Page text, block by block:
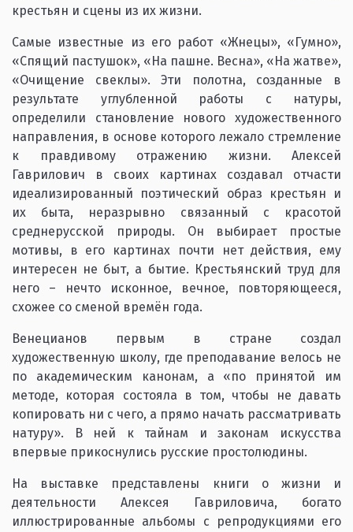
крестьян и сцены из их жизни.
Самые известные из его работ «Жнецы», «Гумно»,
«Спящий пастушок», «На пашне. Весна», «На жатве»,
«Очищение свеклы». Эти полотна, созданные в
результате углубленной работы с натуры,
определили становление нового художественного
направления, в основе которого лежало стремление
к правдивому отражению жизни. Алексей
Гаврилович в своих картинах создавал отчасти
идеализированный поэтический образ крестьян и
их быта, неразрывно связанный с красотой
среднерусской природы. Он выбирает простые
мотивы, в его картинах почти нет действия, ему
интересен не быт, а бытие. Крестьянский труд для
него – нечто исконное, вечное, повторяющееся,
схожее со сменой времён года.
Венецианов первым в стране создал
художественную школу, где преподавание велось не
по академическим канонам, а «по принятой им
методе, которая состояла в том, чтобы не давать
копировать ни с чего, а прямо начать рассматривать
натуру». В ней к тайнам и законам искусства
впервые прикоснулись русские простолюдины.
На выставке представлены книги о жизни и
деятельности Алексея Гавриловича, богато
иллюстрированные альбомы с репродукциями его